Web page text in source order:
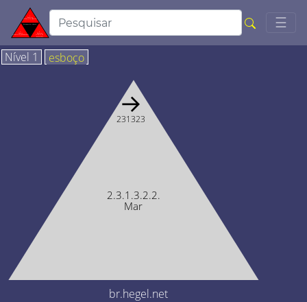
☰
Nível 1 esboço
2.3.1.3.2.2.
Mar
→
231323
br.hegel.net